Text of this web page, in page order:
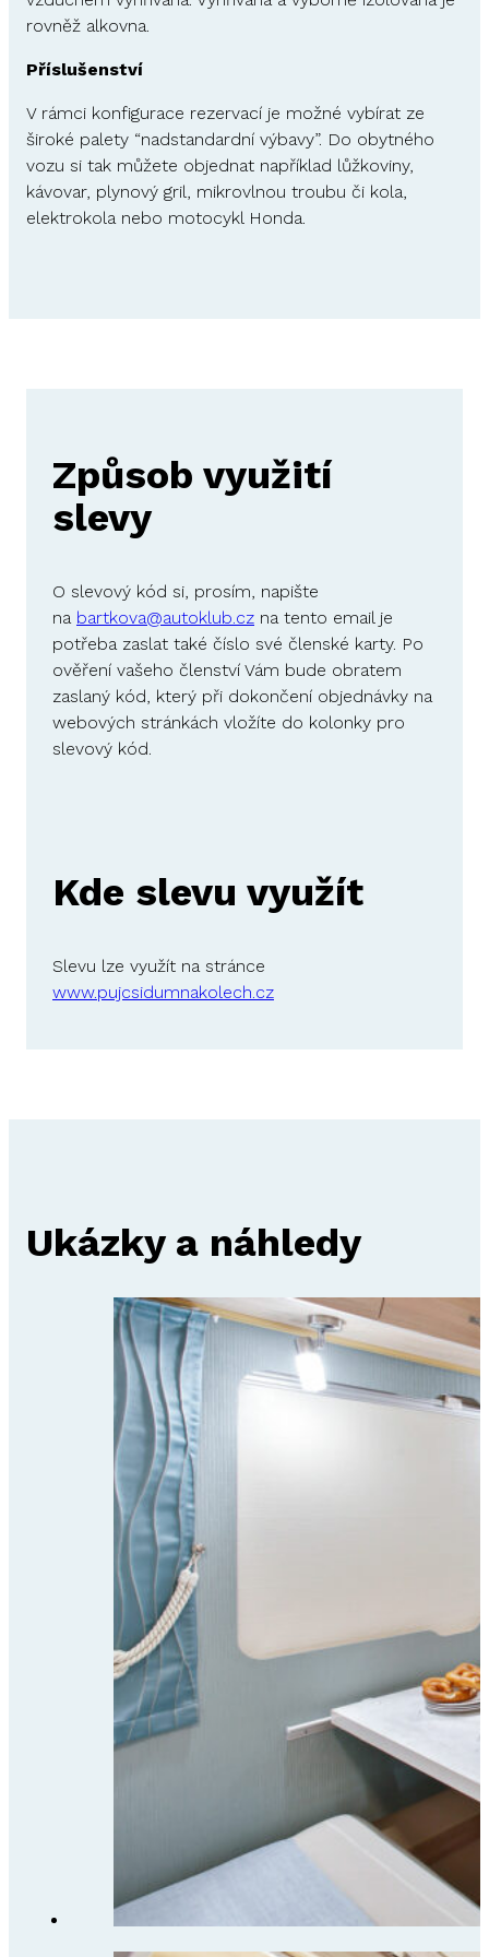
rovněž alkovna.
Příslušenství
V rámci konfigurace rezervací je možné vybírat ze
široké palety “nadstandardní výbavy”. Do obytného
vozu si tak můžete objednat například lůžkoviny,
kávovar, plynový gril, mikrovlnou troubu či kola,
elektrokola nebo motocykl Honda.
Způsob využití
slevy
O slevový kód si, prosím, napište
na bartkova@autoklub.cz na tento email je
potřeba zaslat také číslo své členské karty. Po
ověření vašeho členství Vám bude obratem
zaslaný kód, který při dokončení objednávky na
webových stránkách vložíte do kolonky pro
slevový kód.
Kde slevu využít
Slevu lze využít na stránce
www.pujcsidumnakolech.cz
Ukázky a náhledy